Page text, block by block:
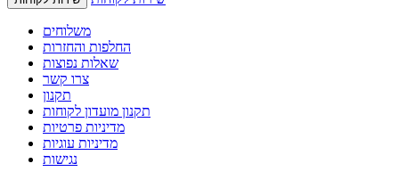
משלוחים
החלפות והחזרות
שאלות נפוצות
צרו קשר
תקנון
תקנון מועדון לקוחות
מדיניות פרטיות
מדיניות עוגיות
נגישות